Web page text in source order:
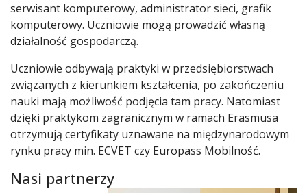
serwisant komputerowy, administrator sieci, grafik
komputerowy. Uczniowie mogą prowadzić własną
działalność gospodarczą.
Uczniowie odbywają praktyki w przedsiębiorstwach
związanych z kierunkiem kształcenia, po zakończeniu
nauki mają możliwość podjęcia tam pracy. Natomiast
dzięki praktykom zagranicznym w ramach Erasmusa
otrzymują certyfikaty uznawane na międzynarodowym
rynku pracy min. ECVET czy Europass Mobilność.
Nasi partnerzy